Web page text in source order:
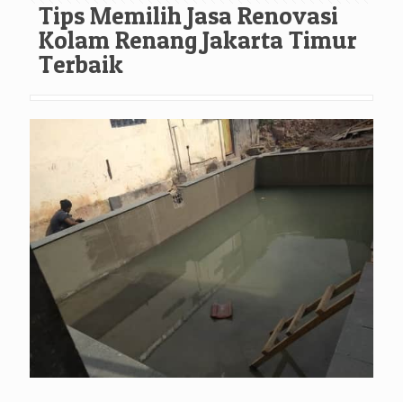
Tips Memilih Jasa Renovasi
Kolam Renang Jakarta Timur
Terbaik